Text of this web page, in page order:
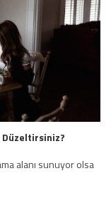
Düzeltirsiniz?
alanı sunuyor olsa